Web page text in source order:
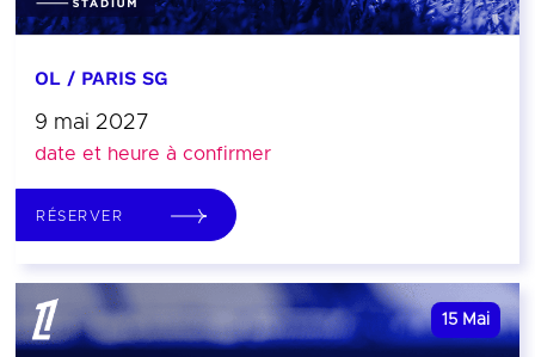
OL / PARIS SG
9 mai 2027
date et heure à confirmer
RÉSERVER
15 Mai